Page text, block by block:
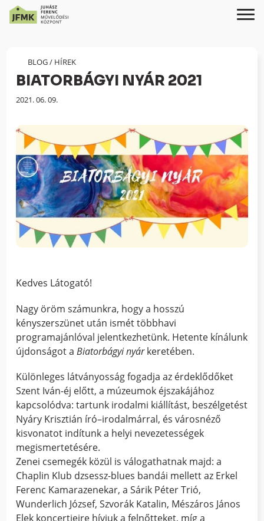
Content
navigációhoz
BLOG/ HÍREK
BIATORBÁGYI NYÁR 2021
Megjelenés
2021. 06. 09.
Kedves Látogató!
Nagy öröm számunkra, hogy a hosszú
kényszerszünet után ismét többhavi
programajánlóval jelentkezhetünk. Hetente kínálunk
újdonságot aBiatorbágyi nyárkeretében.
Különleges látványosság fogadja az érdeklődőket
Szent Iván-éj előtt, a múzeumok éjszakájához
kapcsolódva: tartunk irodalmi kiállítást, beszélgetést
Nyáry Krisztián író–irodalmárral, és városnéző
kisvonatot indítunk a helyi nevezetességek
megismertetésére.
Zenei csemegék közül is válogathatnak majd: a
Chaplin Klub dzsessz-blues bandái mellett az Erkel
Ferenc Kamarazenekar, a Sárik Péter Trió,
Wunderlich József, Szvorák Katalin, Mészáros János
Elek koncertjeire hívjuk a felnőtteket, míg a